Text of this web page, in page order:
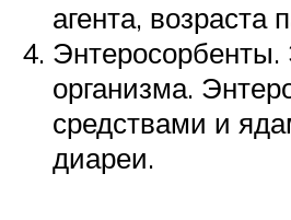
агента, возраста
организма.
средствами и
диареи.